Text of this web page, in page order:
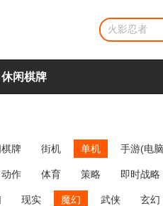
休闲棋牌
牌 街机 单机 手游(电
动作 体育 策略
即时战略
称射击 棋类 牌类 麻将
现实 魔幻 武侠 玄幻